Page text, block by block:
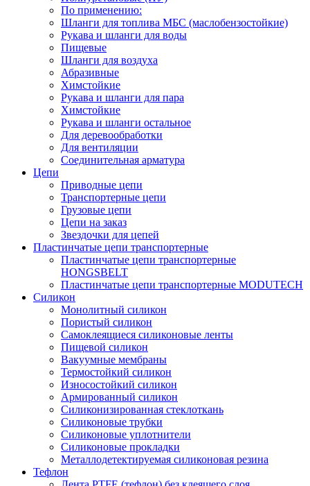
По применению:
Шланги для топлива МБС (маслобензостойкие)
Рукава и шланги для воды
Пищевые
Шланги для воздуха
Абразивные
Химстойкие
Рукава и шланги для пара
Химстойкие
Рукава и шланги остальное
Для деревообработки
Для вентиляции
Соединительная арматура
Цепи
Приводные цепи
Транспортерные цепи
Грузовые цепи
Цепи на заказ
Звездочки для цепей
Пластинчатые цепи транспортерные
Пластинчатые цепи транспортерные
HONGSBELT
Пластинчатые цепи транспортерные MODUTECH
Силикон
Монолитный силикон
Пористый силикон
Самоклеящиеся силиконовые ленты
Пищевой силикон
Вакуумные мембраны
Термостойкий силикон
Износостойкий силикон
Армированный силикон
Силиконизированная стеклоткань
Силиконовые трубки
Силиконовые уплотнители
Силиконовые прокладки
Металлодетектируемая силиконовая резина
Тефлон